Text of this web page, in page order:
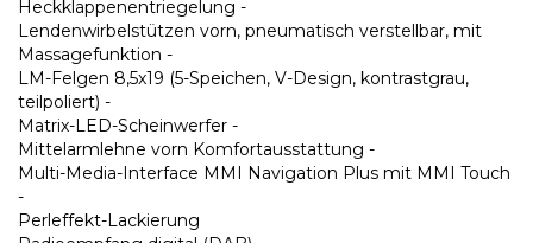
Heckklappenentriegelung -
Lendenwirbelstützen vorn, pneumatisch verstellbar, mit
Massagefunktion -
LM-Felgen 8,5x19 (5-Speichen, V-Design, kontrastgrau,
teilpoliert) -
Matrix-LED-Scheinwerfer -
Mittelarmlehne vorn Komfortausstattung -
Multi-Media-Interface MMI Navigation Plus mit MMI Touch
-
Perleffekt-Lackierung